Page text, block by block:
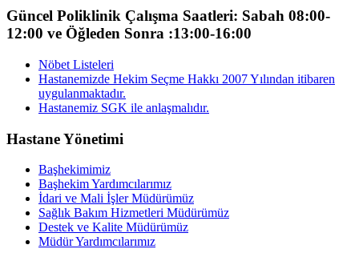
Güncel Poliklinik Çalışma Saatleri: Sabah 08:00-
12:00 ve Öğleden Sonra :13:00-16:00
Nöbet Listeleri
Hastanemizde Hekim Seçme Hakkı 2007 Yılından itibaren
uygulanmaktadır.
Hastanemiz SGK ile anlaşmalıdır.
Hastane Yönetimi
Başhekimimiz
Başhekim Yardımcılarımız
İdari ve Mali İşler Müdürümüz
Sağlık Bakım Hizmetleri Müdürümüz
Destek ve Kalite Müdürümüz
Müdür Yardımcılarımız